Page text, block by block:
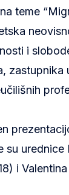
teme
i
zastupnika
su urednice
i